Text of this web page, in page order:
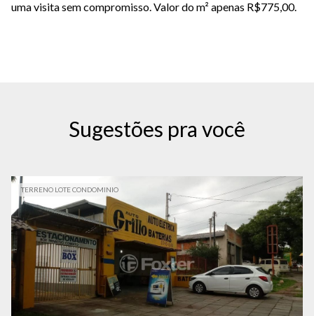
uma visita sem compromisso. Valor do m² apenas R$775,00.
Sugestões pra você
TERRENO LOTE CONDOMINIO